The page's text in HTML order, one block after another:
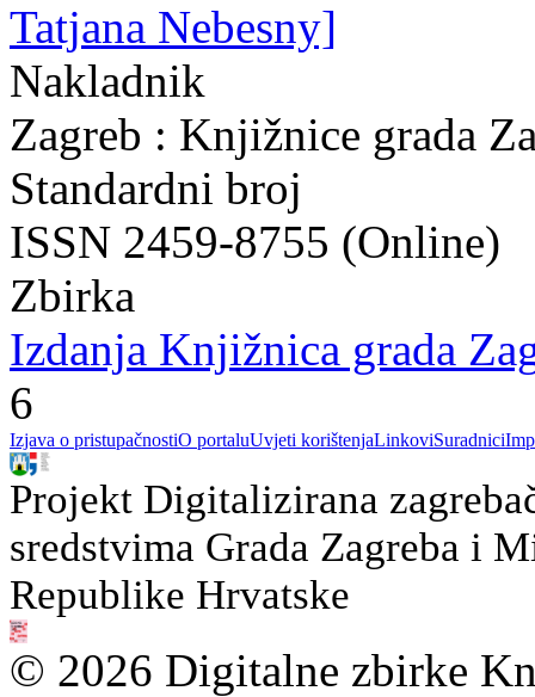
Tatjana Nebesny]
Nakladnik
Zagreb : Knjižnice grada
Standardni broj
ISSN 2459-8755 (Online)
Zbirka
Izdanja Knjižnica grada
6
Izjava o pristupačnostiO portaluUvjeti korištenjaLinkoviSuradnici
Projekt Digitalizirana
sredstvima Grada Zagreba i
Republike Hrvatske
© 2026 Digitalne zbirke